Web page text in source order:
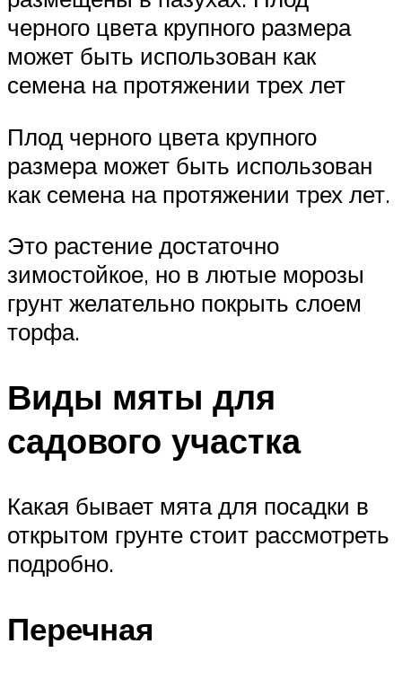
черного цвета крупного размера
может быть использован как
семена на протяжении трех лет
Плод черного цвета крупного
размера может быть использован
как семена на протяжении трех лет.
Это растение достаточно
зимостойкое, но в лютые морозы
грунт желательно покрыть слоем
торфа.
Виды мяты для
садового участка
Какая бывает мята для посадки в
открытом грунте стоит рассмотреть
подробно.
Перечная